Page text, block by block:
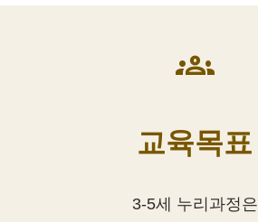
groups
교육목표
3-5세 누리과정은